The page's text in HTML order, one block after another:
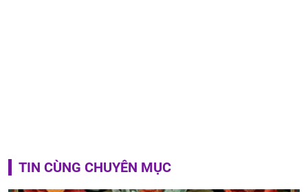
TIN CÙNG CHUYÊN MỤC